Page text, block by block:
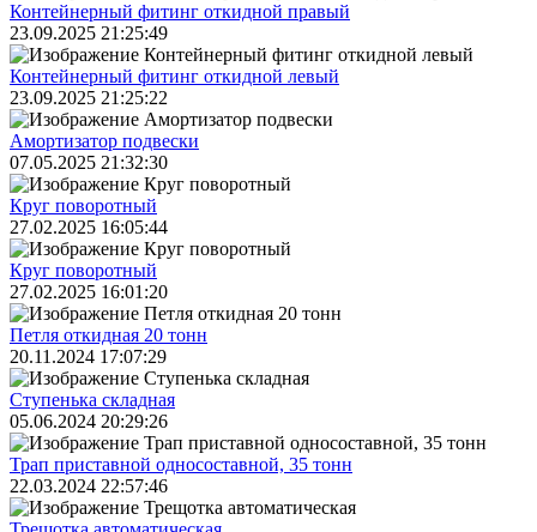
Контейнерный фитинг откидной правый
23.09.2025 21:25:49
Контейнерный фитинг откидной левый
23.09.2025 21:25:22
Амортизатор подвески
07.05.2025 21:32:30
Круг поворотный
27.02.2025 16:05:44
Круг поворотный
27.02.2025 16:01:20
Петля откидная 20 тонн
20.11.2024 17:07:29
Ступенька складная
05.06.2024 20:29:26
Трап приставной односоставной, 35 тонн
22.03.2024 22:57:46